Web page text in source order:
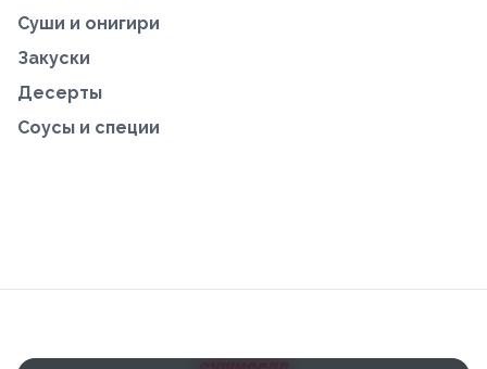
Суши и онигири
Закуски
Десерты
Соусы и специи